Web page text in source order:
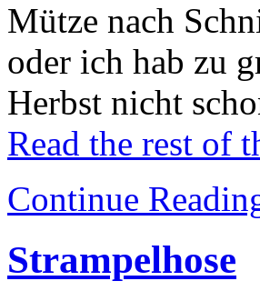
Mütze nach
oder ich hab zu
Herbst nicht
Read the rest of
Continue
Strampelhose